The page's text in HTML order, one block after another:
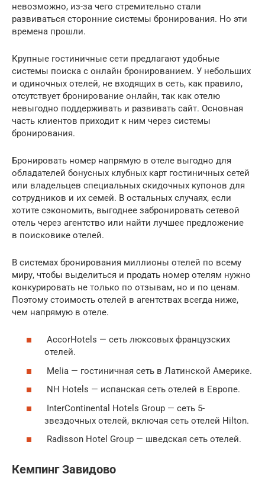
невозможно, из-за чего стремительно стали
развиваться сторонние системы бронирования. Но эти
времена прошли.
Крупные гостиничные сети предлагают удобные
системы поиска с онлайн бронированием. У небольших
и одиночных отелей, не входящих в сеть, как правило,
отсутствует бронирование онлайн, так как отелю
невыгодно поддерживать и развивать сайт. Основная
часть клиентов приходит к ним через системы
бронирования.
Бронировать номер напрямую в отеле выгодно для
обладателей бонусных клубных карт гостиничных сетей
или владельцев специальных скидочных купонов для
сотрудников и их семей. В остальных случаях, если
хотите сэкономить, выгоднее забронировать сетевой
отель через агентство или найти лучшее предложение
в поисковике отелей.
В системах бронирования миллионы отелей по всему
миру, чтобы выделиться и продать номер отелям нужно
конкурировать не только по отзывам, но и по ценам.
Поэтому стоимость отелей в агентствах всегда ниже,
чем напрямую в отеле.
AccorHotels — сеть люксовых французских
отелей.
Melia — гостиничная сеть в Латинской Америке.
NH Hotels — испанская сеть отелей в Европе.
InterContinental Hotels Group — сеть 5-
звездочных отелей, включая сеть отелей Hilton.
Radisson Hotel Group — шведская сеть отелей.
Кемпинг Завидово